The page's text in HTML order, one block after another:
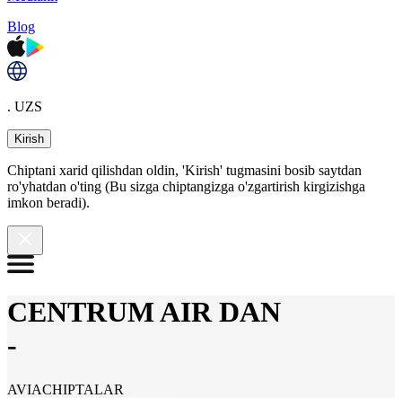
Blog
. UZS
Kirish
Chiptani xarid qilishdan oldin, 'Kirish' tugmasini bosib saytdan
ro'yhatdan o'ting (Bu sizga chiptangizga o'zgartirish kirgizishga
imkon beradi).
CENTRUM AIR DAN
-
AVIACHIPTALAR